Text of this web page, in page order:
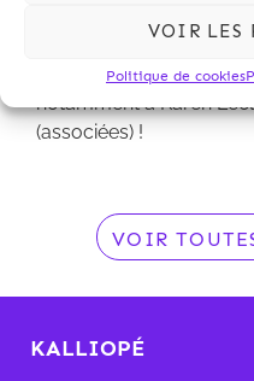
VOIR LES
Politique de cookies
Un grand merci à nos
renouvelée, ainsi qu’à
notamment à Karen
(associées) !
VOIR
KALLIOPÉ